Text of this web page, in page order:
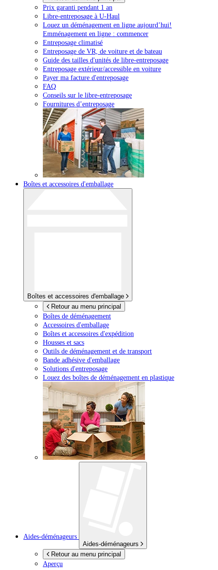
Prix garanti pendant 1 an
Libre-entreposage à U-Haul
Louez un déménagement en ligne aujourd’hui!
Emménagement en ligne : commencer
Entreposage climatisé
Entreposage de VR, de voiture et de bateau
Guide des tailles d'unités de libre-entreposage
Entreposage extérieur/accessible en voiture
Payer ma facture d'entreposage
FAQ
Conseils sur le libre-entreposage
Fournitures d’entreposage
Boîtes et accessoires d'emballage
Boîtes et accessoires d'emballage
Retour au menu principal
Boîtes de déménagement
Accessoires d'emballage
Boîtes et accessoires d'expédition
Housses et sacs
Outils de déménagement et de transport
Bande adhésive d'emballage
Solutions d'entreposage
Louez des boîtes de déménagement en plastique
Aides-déménageurs
Aides-déménageurs
Retour au menu principal
Aperçu